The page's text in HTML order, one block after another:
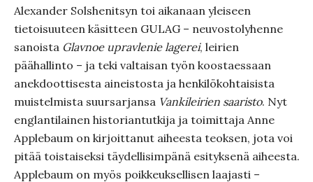
Alexander Solshenitsyn toi aikanaan yleiseen
tietoisuuteen käsitteen GULAG – neuvostolyhenne
sanoista Glavnoe upravlenie lagerei, leirien
päähallinto – ja teki valtaisan työn koostaessaan
anekdoottisesta aineistosta ja henkilökohtaisista
muistelmista suursarjansa Vankileirien saaristo. Nyt
englantilainen historiantutkija ja toimittaja Anne
Applebaum on kirjoittanut aiheesta teoksen, jota voi
pitää toistaiseksi täydellisimpänä esityksenä aiheesta.
Applebaum on myös poikkeuksellisen laajasti –